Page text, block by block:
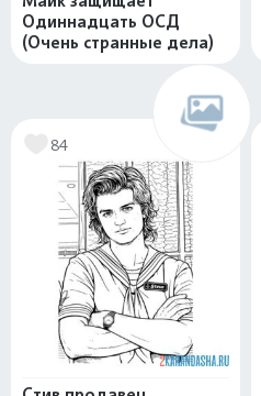
Одиннадцать ОСД
(Очень странные дела)
84